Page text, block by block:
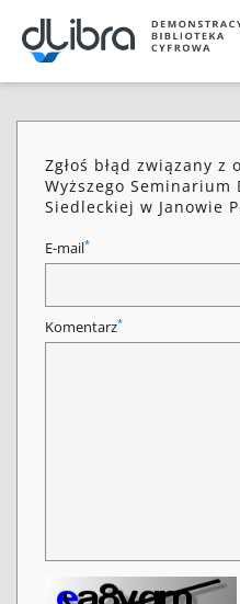
Zgłoś błąd związany
Wyższego Seminarium
Siedleckiej w Janowie
E-mail*
Komentarz*